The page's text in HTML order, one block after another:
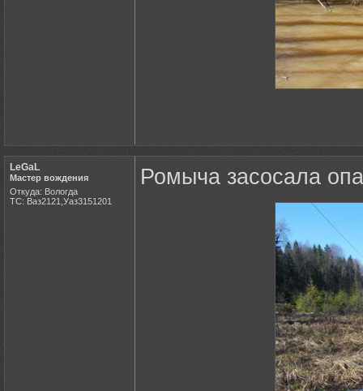
LeGaL
Мастер вождения
Откуда: Вологда
ТС: Ваз2121,Уаз3151201
Ромыча засосала